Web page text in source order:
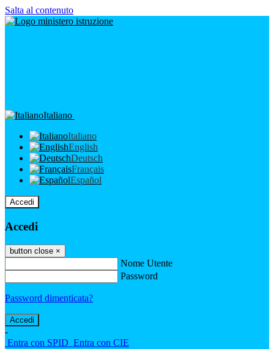
Salta al contenuto
Italiano
Italiano
English
Deutsch
Français
Español
Accedi
Accedi
button close ×
Nome Utente
Password
Password dimenticata?
-
Entra con SPID Entra con CIE